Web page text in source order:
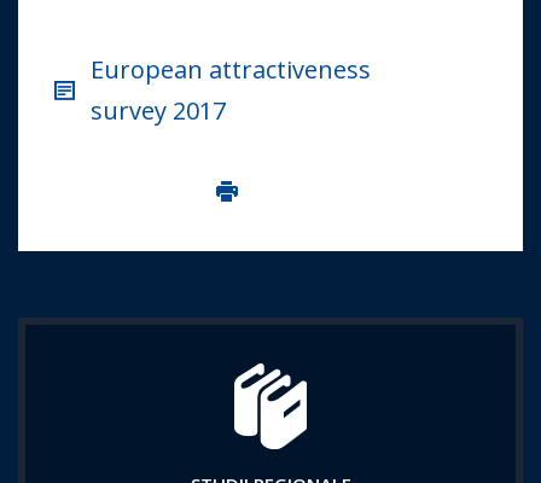
European attractiveness
survey 2017
Imprima aceasta pagina